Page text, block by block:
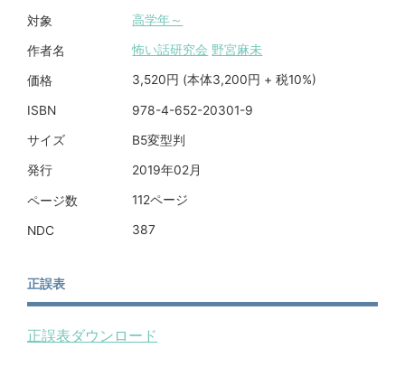
対象 高学年～
作者名 怖い話研究会 野宮麻未
価格 3,520円 (本体3,200円 + 税10%)
ISBN 978-4-652-20301-9
サイズ B5変型判
発行 2019年02月
ページ数 112ページ
NDC 387
正誤表
正誤表ダウンロード